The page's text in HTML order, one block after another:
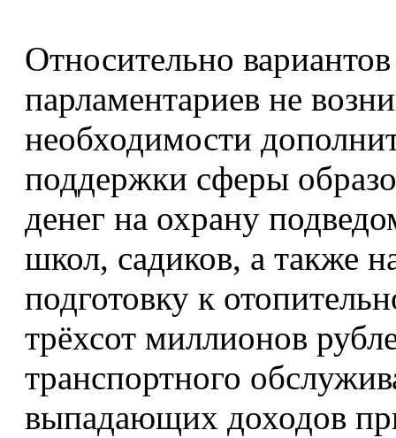
Относительно
парламентариев не
необходимости
поддержки сферы
денег на охрану
школ, садиков, а также
подготовку к
трёхсот миллионов
транспортного
выпадающих доходов